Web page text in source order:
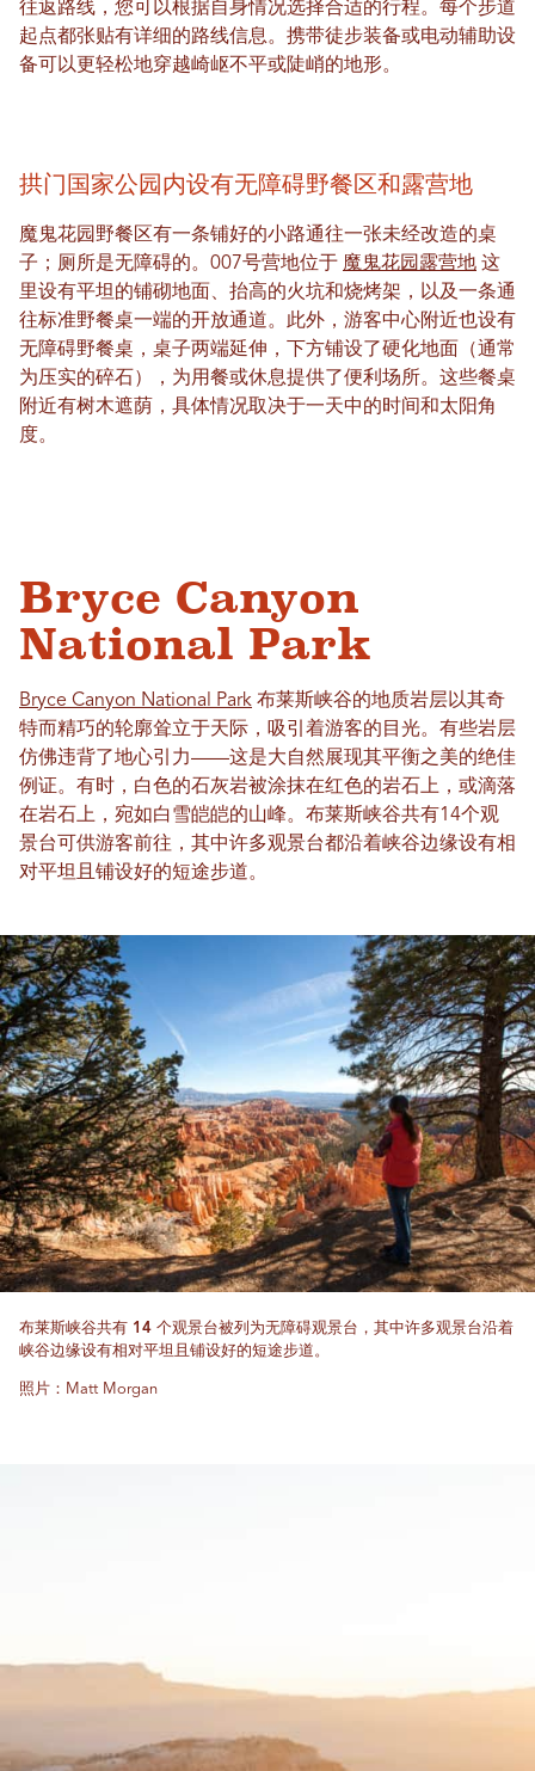
往返路线，您可以根据自身情况选择合适的行程。每个步道
起点都张贴有详细的路线信息。携带徒步装备或电动辅助设
备可以更轻松地穿越崎岖不平或陡峭的地形。
拱门国家公园内设有无障碍野餐区和露营地
魔鬼花园野餐区有一条铺好的小路通往一张未经改造的桌
子；厕所是无障碍的。007号营地位于 魔鬼花园露营地 这
里设有平坦的铺砌地面、抬高的火坑和烧烤架，以及一条通
往标准野餐桌一端的开放通道。此外，游客中心附近也设有
无障碍野餐桌，桌子两端延伸，下方铺设了硬化地面（通常
为压实的碎石），为用餐或休息提供了便利场所。这些餐桌
附近有树木遮荫，具体情况取决于一天中的时间和太阳角
度。
Bryce Canyon
National Park
Bryce Canyon National Park 布莱斯峡谷的地质岩层以其奇
特而精巧的轮廓耸立于天际，吸引着游客的目光。有些岩层
仿佛违背了地心引力——这是大自然展现其平衡之美的绝佳
例证。有时，白色的石灰岩被涂抹在红色的岩石上，或滴落
在岩石上，宛如白雪皑皑的山峰。布莱斯峡谷共有14个观
景台可供游客前往，其中许多观景台都沿着峡谷边缘设有相
对平坦且铺设好的短途步道。
布莱斯峡谷共有 14 个观景台被列为无障碍观景台，其中许多观景台沿着
峡谷边缘设有相对平坦且铺设好的短途步道。
照片：Matt Morgan